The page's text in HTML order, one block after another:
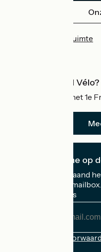
Professionele ruimte
Wat is Accueil Vélo?
Accueil Vélo is het 1e
Ik abonneer me op
Ontvang elke maand
Frankrijk in uw mailbox.
Mijn e-mailadres